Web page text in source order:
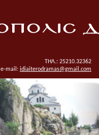
ΤΗΛ.: 25210.32362
e-mail: idiaiterodramas@gmail.com